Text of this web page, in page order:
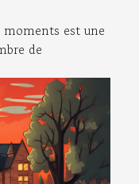
est une
de